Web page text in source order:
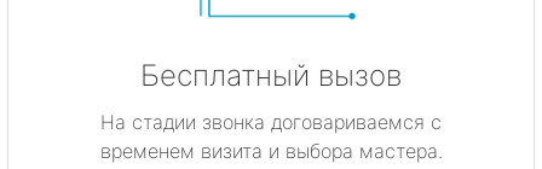
Бесплатный вызов
На стадии звонка договариваемся с
временем визита и выбора мастера.